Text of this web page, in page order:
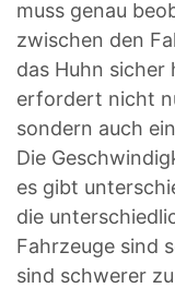
muss genau
zwischen den
das Huhn sicher
erfordert nicht
sondern auch
Die
es gibt
die
Fahrzeuge sind
sind schwerer